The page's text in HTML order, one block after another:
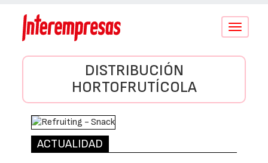
Conmutar
DISTRIBUCIÓN
HORTOFRUTÍCOLA
ACTUALIDAD